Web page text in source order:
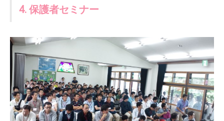
4. 保護者セミナー